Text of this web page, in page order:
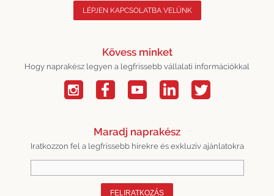
LÉPJEN KAPCSOLATBA VELÜNK
Kövess minket
Hogy naprakész legyen a legfrissebb vállalati információkkal
Maradj naprakész
Iratkozzon fel a legfrissebb hírekre és exkluzív ajánlatokra
FELIRATKOZÁS